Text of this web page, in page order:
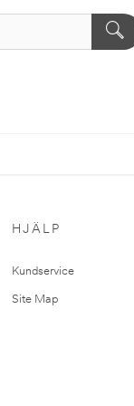
HJÄLP
Kundservice
Site Map